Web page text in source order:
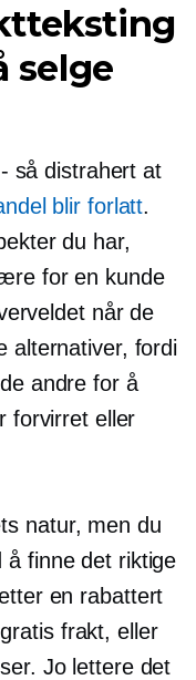
selge
så distrahert at
blir forlatt.
du har,
for en kunde
når de
alternativer, fordi
andre for å
forvirret eller
natur, men du
å finne det riktige
en rabattert
frakt, eller
Jo lettere det